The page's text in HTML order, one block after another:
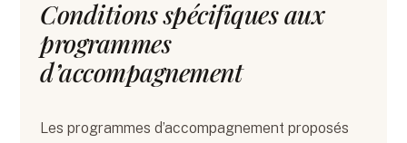
Conditions spécifiques aux
programmes
d’accompagnement
Les programmes d’accompagnement proposés